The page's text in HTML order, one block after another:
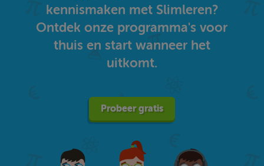
kennismaken met Slimleren?
Ontdek onze programma's voor
thuis en start wanneer het
uitkomt.
Probeer gratis